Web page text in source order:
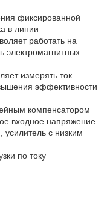
фиксированной
в линии
работать на
электромагнитных
измерять ток
эффективности
компенсатором
входное напряжение
с низким
по току